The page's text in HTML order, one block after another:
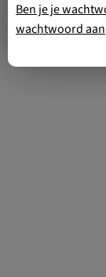
Ben je je
wachtwoord aan